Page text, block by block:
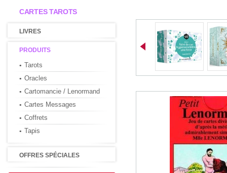
CARTES TAROTS
LIVRES
PRODUITS
Tarots
Oracles
Cartomancie / Lenormand
Cartes Messages
Coffrets
Tapis
OFFRES SPÉCIALES